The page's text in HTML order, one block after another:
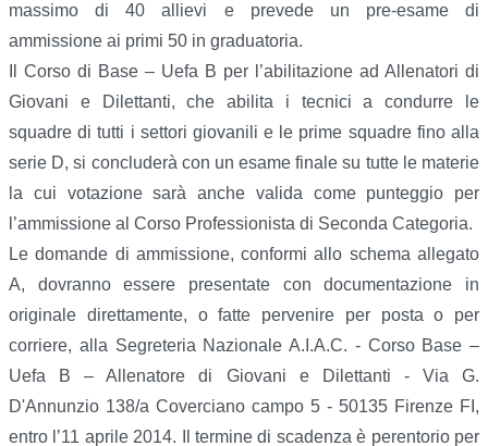
massimo di 40 allievi e prevede un pre-esame di
ammissione ai primi 50 in graduatoria.
Il Corso di Base – Uefa B per l’abilitazione ad Allenatori di
Giovani e Dilettanti, che abilita i tecnici a condurre le
squadre di tutti i settori giovanili e le prime squadre fino alla
serie D, si concluderà con un esame finale su tutte le materie
la cui votazione sarà anche valida come punteggio per
l’ammissione al Corso Professionista di Seconda Categoria.
Le domande di ammissione, conformi allo schema allegato
A, dovranno essere presentate con documentazione in
originale direttamente, o fatte pervenire per posta o per
corriere, alla Segreteria Nazionale A.I.A.C. - Corso Base –
Uefa B – Allenatore di Giovani e Dilettanti - Via G.
D'Annunzio 138/a Coverciano campo 5 - 50135 Firenze FI,
entro l’11 aprile 2014. Il termine di scadenza è perentorio per